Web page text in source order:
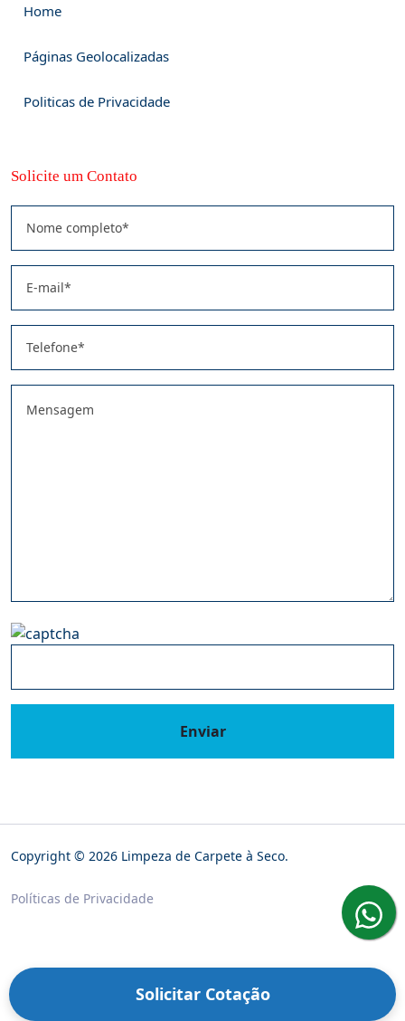
Home
Páginas Geolocalizadas
Politicas de Privacidade
Solicite um Contato
Enviar
Copyright © 2026 Limpeza de Carpete à Seco.
Políticas de Privacidade
Solicitar Cotação